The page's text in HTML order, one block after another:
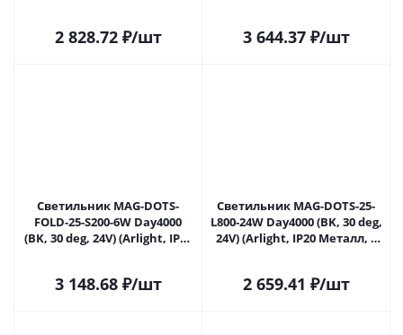
2 828.72₽/шт 3 644.37₽/шт
Светильник MAG-DOTS-
FOLD-25-S200-6W Day4000
(BK, 30 deg, 24V) (Arlight, IP20
3 148.68₽/шт
Светильник MAG-DOTS-25-
L800-24W Day4000 (BK, 30 deg,
24V) (Arlight, IP20 Металл, 5
2 659.41 ₽/шт